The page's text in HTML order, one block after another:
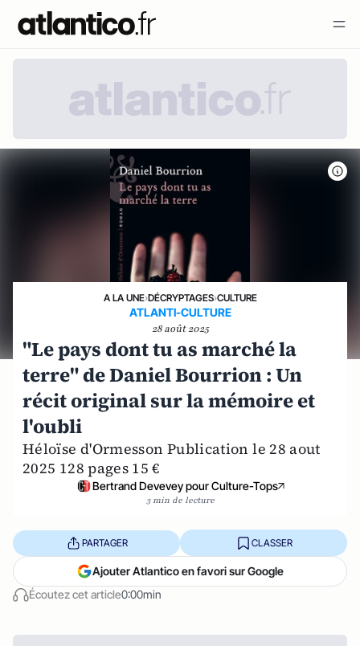
A LA UNE›DÉCRYPTAGES›CULTURE
ATLANTI-CULTURE
28 août 2025
"Le pays dont tu as marché la
terre" de Daniel Bourrion : Un
récit original sur la mémoire et
l'oubli
Héloïse d'Ormesson Publication le 28 aout
2025 128 pages 15 €
Bertrand Devevey pour Culture-Tops
3 min de lecture
Écoutez cet article0:00min
PARTAGER CLASSER
Ajouter Atlantico en favori sur Google